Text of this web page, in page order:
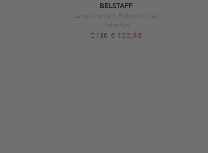
BELSTAFF
Langärmeliges Poloshirt blau
Poloshirt
€ 130 € 122,85